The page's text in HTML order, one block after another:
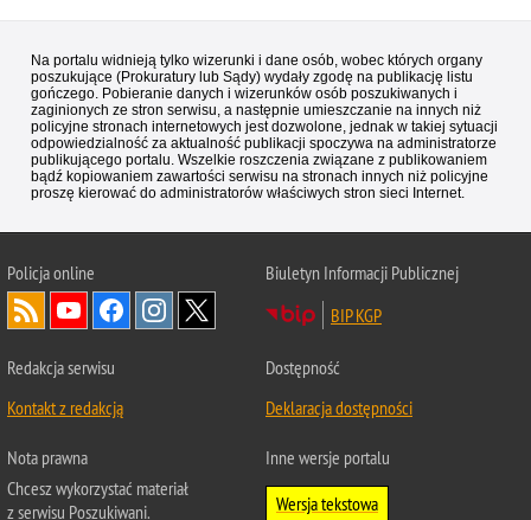
Na portalu widnieją tylko wizerunki i dane osób, wobec których organy
poszukujące (Prokuratury lub Sądy) wydały zgodę na publikację listu
gończego. Pobieranie danych i wizerunków osób poszukiwanych i
zaginionych ze stron serwisu, a następnie umieszczanie na innych niż
policyjne stronach internetowych jest dozwolone, jednak w takiej sytuacji
odpowiedzialność za aktualność publikacji spoczywa na administratorze
publikującego portalu. Wszelkie roszczenia związane z publikowaniem
bądź kopiowaniem zawartości serwisu na stronach innych niż policyjne
proszę kierować do administratorów właściwych stron sieci Internet.
Policjaonline
Biuletyn Informacji Publicznej
BIP KGP
Redakcja serwisu
Kontakt z redakcją
Dostępność
Deklaracja dostępności
Nota prawna
Chcesz wykorzystać materiał
z serwisu Poszukiwani.
Inne wersje portalu
Wersja tekstowa